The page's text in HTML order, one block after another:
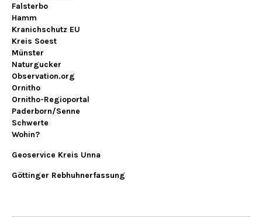
Falsterbo
Hamm
Kranichschutz EU
Kreis Soest
Münster
Naturgucker
Observation.org
Ornitho
Ornitho-Regioportal
Paderborn/Senne
Schwerte
Wohin?
Geoservice Kreis Unna
Göttinger Rebhuhnerfassung